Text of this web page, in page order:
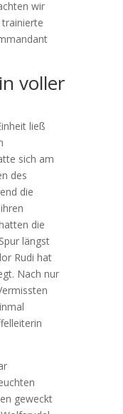
wir
voller
ließ
sich am
des
die
die
längst
Rudi hat
Nach nur
geweckt